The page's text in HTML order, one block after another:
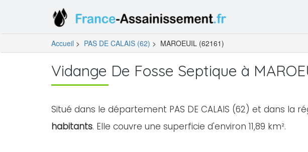
Accueil > PAS DE CALAIS (62) > MAROEUIL (62161)
Vidange De Fosse Septique à
Situé dans le département PAS DE CALAIS (62) et dans la
habitants. Elle couvre une superficie d'environ 11,89 km².